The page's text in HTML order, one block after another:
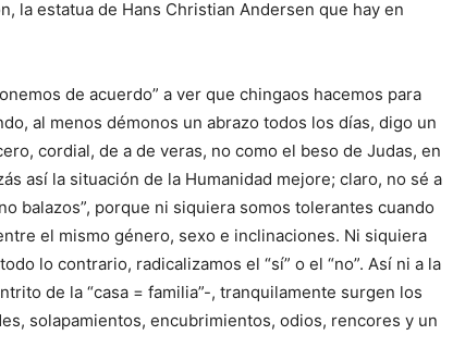
la estatua de Hans Christian Andersen que hay en
de acuerdo” a ver que chingaos hacemos para
al menos démonos un abrazo todos los días, digo un
cordial, de a de veras, no como el beso de Judas, en
así la situación de la Humanidad mejore; claro, no sé a
balazos”, porque ni siquiera somos tolerantes cuando
el mismo género, sexo e inclinaciones. Ni siquiera
lo contrario, radicalizamos el “sí” o el “no”. Así ni a la
de la “casa = familia”-, tranquilamente surgen los
solapamientos, encubrimientos, odios, rencores y un